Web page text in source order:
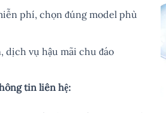
phí, chọn đúng model phù
dịch vụ hậu mãi chu đáo
tin liên hệ: